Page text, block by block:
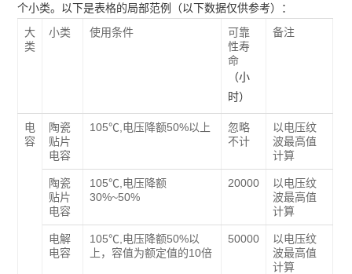
个小类。以下是表格的局部范例（以下数据仅供参考）：
大
类
小类 使用条件
可靠
性寿
命
（小
时）
备注
电
容
陶瓷
贴片
电容
105℃,电压降额50%以上
忽略
不计
以电压纹
波最高值
计算
陶瓷
贴片
电容
105℃,电压降额
30%~50%
20000
以电压纹
波最高值
计算
电解
电容
105℃,电压降额50%以
上，容值为额定值的10倍
50000
以电压纹
波最高值
计算